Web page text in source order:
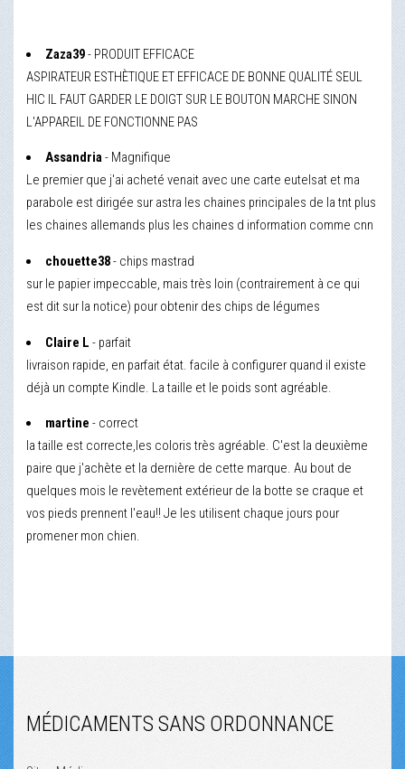
Zaza39- PRODUIT EFFICACE
ASPIRATEUR ESTHÈTIQUE ET EFFICACE DE BONNE QUALITÉ SEUL
HIC IL FAUT GARDER LE DOIGT SUR LE BOUTON MARCHE SINON
L'APPAREIL DE FONCTIONNE PAS
Assandria- Magnifique
Le premier que j'ai acheté venait avec une carte eutelsat et ma
parabole est dirigée sur astra les chaines principales de la tnt plus
les chaines allemands plus les chaines d information comme cnn
chouette38- chips mastrad
sur le papier impeccable, mais très loin (contrairement à ce qui
est dit sur la notice) pour obtenir des chips de légumes
Claire L - parfait
livraison rapide, en parfait état. facile à configurer quand il existe
déjà un compte Kindle. La taille et le poids sont agréable.
martine - correct
la taille est correcte,les coloris très agréable. C'est la deuxième
paire que j'achète et la dernière de cette marque. Au bout de
quelques mois le revètement extérieur de la botte se craque et
vos pieds prennent l'eau!! Je les utilisent chaque jours pour
promener mon chien.
MÉDICAMENTS SANS ORDONNANCE